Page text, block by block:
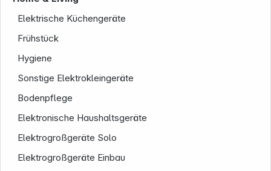
Elektrische Küchengeräte
Frühstück
Hygiene
Sonstige Elektrokleingeräte
Bodenpflege
Elektronische Haushaltsgeräte
Elektrogroßgeräte Solo
Elektrogroßgeräte Einbau